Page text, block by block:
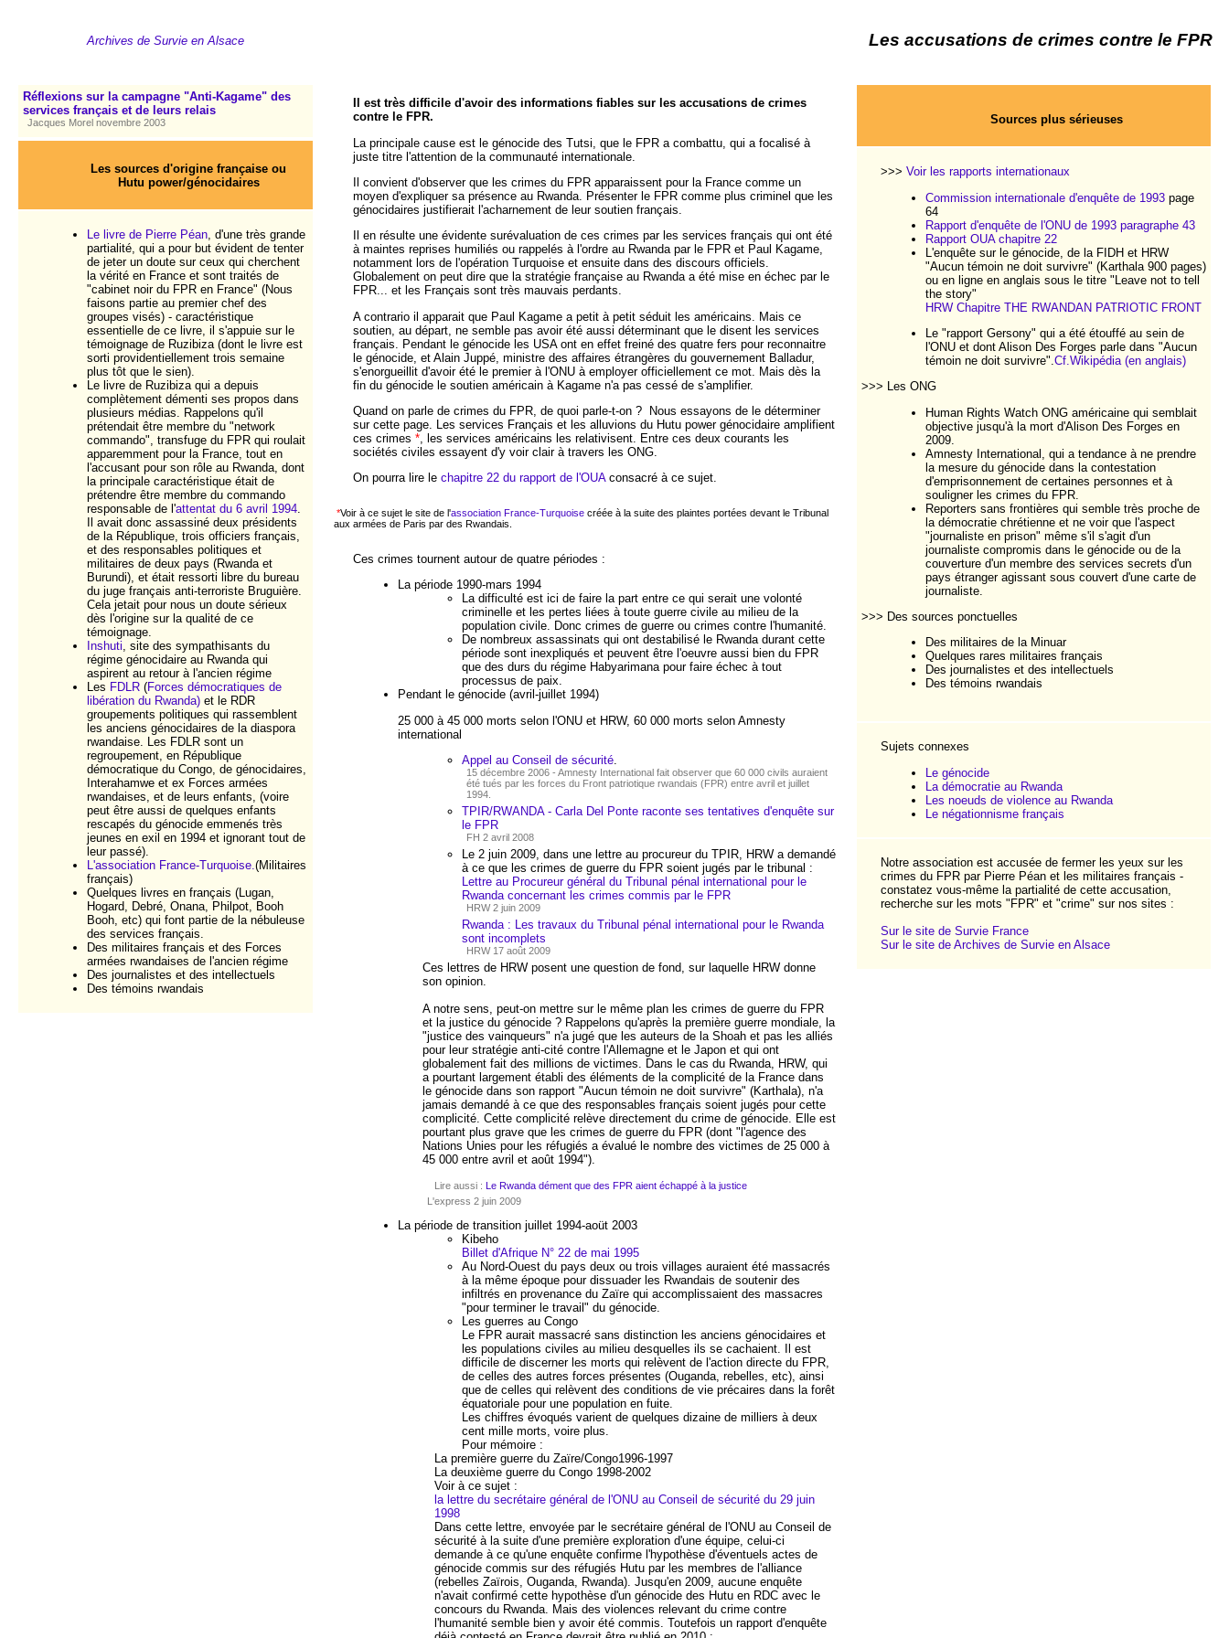
Archives de Survie en Alsace Les accusations de crimes contre le FPR
Réflexions sur la campagne "Anti-Kagame" des
services français et de leurs relais
Jacques Morel novembre 2003
Les sources d'origine française ou
Hutu power/génocidaires
Le livre de Pierre Péan, d'une très grande
partialité, qui a pour but évident de tenter
de jeter un doute sur ceux qui cherchent
la vérité en France et sont traités de
"cabinet noir du FPR en France" (Nous
faisons partie au premier chef des
groupes visés) - caractéristique
essentielle de ce livre, il s'appuie sur le
témoignage de Ruzibiza (dont le livre est
sorti providentiellement trois semaine
plus tôt que le sien).
Le livre de Ruzibiza qui a depuis
complètement démenti ses propos dans
plusieurs médias. Rappelons qu'il
prétendait être membre du "network
commando", transfuge du FPR qui roulait
apparemment pour la France, tout en
l'accusant pour son rôle au Rwanda, dont
la principale caractéristique était de
prétendre être membre du commando
responsable de l'attentat du 6 avril 1994.
Il avait donc assassiné deux présidents
de la République, trois officiers français,
et des responsables politiques et
militaires de deux pays (Rwanda et
Burundi), et était ressorti libre du bureau
du juge français anti-terroriste Bruguière.
Cela jetait pour nous un doute sérieux
dès l'origine sur la qualité de ce
témoignage.
Inshuti, site des sympathisants du
régime génocidaire au Rwanda qui
aspirent au retour à l'ancien régime
Les FDLR (Forces démocratiques de
libération du Rwanda) et le RDR
groupements politiques qui rassemblent
les anciens génocidaires de la diaspora
rwandaise. Les FDLR sont un
regroupement, en République
démocratique du Congo, de génocidaires,
Interahamwe et ex Forces armées
rwandaises, et de leurs enfants, (voire
peut être aussi de quelques enfants
rescapés du génocide emmenés très
jeunes en exil en 1994 et ignorant tout de
leur passé).
L'association France-Turquoise.(Militaires
français)
Quelques livres en français (Lugan,
Hogard, Debré, Onana, Philpot, Booh
Booh, etc) qui font partie de la nébuleuse
des services français.
Des militaires français et des Forces
armées rwandaises de l'ancien régime
Des journalistes et des intellectuels
Des témoins rwandais
Il est très difficile d'avoir des informations fiables sur les accusations de crimes
contre le FPR.
La principale cause est le génocide des Tutsi, que le FPR a combattu, qui a focalisé à
juste titre l'attention de la communauté internationale.
Il convient d'observer que les crimes du FPR apparaissent pour la France comme un
moyen d'expliquer sa présence au Rwanda. Présenter le FPR comme plus criminel que les
génocidaires justifierait l'acharnement de leur soutien français.
Il en résulte une évidente surévaluation de ces crimes par les services français qui ont été
à maintes reprises humiliés ou rappelés à l'ordre au Rwanda par le FPR et Paul Kagame,
notamment lors de l'opération Turquoise et ensuite dans des discours officiels.
Globalement on peut dire que la stratégie française au Rwanda a été mise en échec par le
FPR... et les Français sont très mauvais perdants.
A contrario il apparait que Paul Kagame a petit à petit séduit les américains. Mais ce
soutien, au départ, ne semble pas avoir été aussi déterminant que le disent les services
français. Pendant le génocide les USA ont en effet freiné des quatre fers pour reconnaitre
le génocide, et Alain Juppé, ministre des affaires étrangères du gouvernement Balladur,
s'enorgueillit d'avoir été le premier à l'ONU à employer officiellement ce mot. Mais dès la
fin du génocide le soutien américain à Kagame n'a pas cessé de s'amplifier.
Quand on parle de crimes du FPR, de quoi parle-t-on ? Nous essayons de le déterminer
sur cette page. Les services Français et les alluvions du Hutu power génocidaire amplifient
ces crimes * , les services américains les relativisent. Entre ces deux courants les
sociétés civiles essayent d'y voir clair à travers les ONG.
On pourra lire le chapitre 22 du rapport de l'OUAconsacré à ce sujet.
*Voir à ce sujet le site de l'association France-Turquoise créée à la suite des plaintes portées devant le Tribunal
aux armées de Paris par des Rwandais.
Ces crimes tournent autour de quatre périodes :
La période 1990-mars 1994
La difficulté est ici de faire la part entre ce qui serait une volonté
criminelle et les pertes liées à toute guerre civile au milieu de la
population civile. Donc crimes de guerre ou crimes contre l'humanité.
De nombreux assassinats qui ont destabilisé le Rwanda durant cette
période sont inexpliqués et peuvent être l'oeuvre aussi bien du FPR
que des durs du régime Habyarimana pour faire échec à tout
processus de paix.
Pendant le génocide (avril-juillet 1994)
25 000 à 45 000 morts selon l'ONU et HRW, 60 000 morts selon Amnesty
international
Appel au Conseil de sécurité
15 décembre 2006 - Amnesty International fait observer que 60 000 civils auraient
été tués par les forces du Front patriotique rwandais (FPR) entre avril et juillet
1994.
TPIR/RWANDA - Carla Del Ponte raconte ses tentatives d'enquête sur
le FPR
FH 2 avril 2008
Le 2 juin 2009, dans une lettre au procureur du TPIR, HRW a demandé
à ce que les crimes de guerre du FPR soient jugés par le tribunal :
Lettre au Procureur général du Tribunal pénal international pour le
Rwanda concernant les crimes commis par le FPR
HRW 2 juin 2009
Rwanda : Les travaux du Tribunal pénal international pour le Rwanda
sont incomplets
HRW 17 août 2009
Ces lettres de HRW posent une question de fond, sur laquelle HRW donne
son opinion.
A notre sens, peut-on mettre sur le même plan les crimes de guerre du FPR
et la justice du génocide ? Rappelons qu'après la première guerre mondiale, la
"justice des vainqueurs" n'a jugé que les auteurs de la Shoah et pas les alliés
pour leur stratégie anti-cité contre l'Allemagne et le Japon et qui ont
globalement fait des millions de victimes. Dans le cas du Rwanda, HRW, qui
a pourtant largement établi des éléments de la complicité de la France dans
le génocide dans son rapport "Aucun témoin ne doit survivre" (Karthala), n'a
jamais demandé à ce que des responsables français soient jugés pour cette
complicité. Cette complicité relève directement du crime de génocide. Elle est
pourtant plus grave que les crimes de guerre du FPR (dont "l'agence des
Nations Unies pour les réfugiés a évalué le nombre des victimes de 25 000 à
45 000 entre avril et août 1994").
Lire aussi : Le Rwanda dément que des FPR aient échappé à la justice
L'express 2 juin 2009
La période de transition juillet 1994-aoüt 2003
Kibeho
Billet d'Afrique N° 22 de mai 1995
Au Nord-Ouest du pays deux ou trois villages auraient été massacrés
à la même époque pour dissuader les Rwandais de soutenir des
infiltrés en provenance du Zaïre qui accomplissaient des massacres
"pour terminer le travail" du génocide.
Les guerres au Congo
Le FPR aurait massacré sans distinction les anciens génocidaires et
les populations civiles au milieu desquelles ils se cachaient. Il est
difficile de discerner les morts qui relèvent de l'action directe du FPR,
de celles des autres forces présentes (Ouganda, rebelles, etc), ainsi
que de celles qui relèvent des conditions de vie précaires dans la forêt
équatoriale pour une population en fuite.
Les chiffres évoqués varient de quelques dizaine de milliers à deux
cent mille morts, voire plus.
Pour mémoire :
La première guerre du Zaïre/Congo1996-1997
La deuxième guerre du Congo 1998-2002
Voir à ce sujet :
la lettre du secrétaire général de l'ONU au Conseil de sécurité du 29 juin
1998
Dans cette lettre, envoyée par le secrétaire général de l'ONU au Conseil de
sécurité à la suite d'une première exploration d'une équipe, celui-ci
demande à ce qu'une enquête confirme l'hypothèse d'éventuels actes de
génocide commis sur des réfugiés Hutu par les membres de l'alliance
(rebelles Zaïrois, Ouganda, Rwanda). Jusqu'en 2009, aucune enquête
n'avait confirmé cette hypothèse d'un génocide des Hutu en RDC avec le
concours du Rwanda. Mais des violences relevant du crime contre
l'humanité semble bien y avoir été commis. Toutefois un rapport d'enquête
Sources plus sérieuses
>>> Voir les rapports internationaux
Commission internationale d'enquête de 1993 page
64
Rapport d'enquête de l'ONU de 1993 paragraphe 43
Rapport OUA chapitre 22
L'enquête sur le génocide, de la FIDH et HRW
"Aucun témoin ne doit survivre" (Karthala 900 pages)
ou en ligne en anglais sous le titre "Leave not to tell
the story"
HRW Chapitre THE RWANDAN PATRIOTIC FRONT
Le "rapport Gersony" qui a été étouffé au sein de
l'ONU et dont Alison Des Forges parle dans "Aucun
témoin ne doit survivre". Cf.Wikipédia (en anglais)
>>> Les ONG
Human Rights Watch ONG américaine qui semblait
objective jusqu'à la mort d'Alison Des Forges en
2009.
Amnesty International, qui a tendance à ne prendre
la mesure du génocide dans la contestation
d'emprisonnement de certaines personnes et à
souligner les crimes du FPR.
Reporters sans frontières qui semble très proche de
la démocratie chrétienne et ne voir que l'aspect
"journaliste en prison" même s'il s'agit d'un
journaliste compromis dans le génocide ou de la
couverture d'un membre des services secrets d'un
pays étranger agissant sous couvert d'une carte de
journaliste.
>>> Des sources ponctuelles
Des militaires de la Minuar
Quelques rares militaires français
Des journalistes et des intellectuels
Des témoins rwandais
Sujets connexes
Le génocide
La démocratie au Rwanda
Les noeuds de violence au Rwanda
Le négationnisme français
Notre association est accusée de fermer les yeux sur les
crimes du FPR par Pierre Péan et les militaires français -
constatez vous-même la partialité de cette accusation,
recherche sur les mots "FPR" et "crime" sur nos sites :
Sur le site de Survie France
Sur le site de Archives de Survie en Alsace